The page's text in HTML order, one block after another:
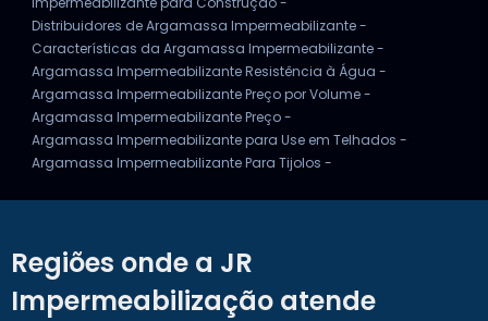
Distribuidores de Argamassa Impermeabilizante -
Características da Argamassa Impermeabilizante -
Argamassa Impermeabilizante Resistência à Água -
Argamassa Impermeabilizante Preço por Volume -
Argamassa Impermeabilizante Preço -
Argamassa Impermeabilizante para Use em Telhados -
Argamassa Impermeabilizante Para Tijolos -
Regiões onde a JR
Impermeabilização atende